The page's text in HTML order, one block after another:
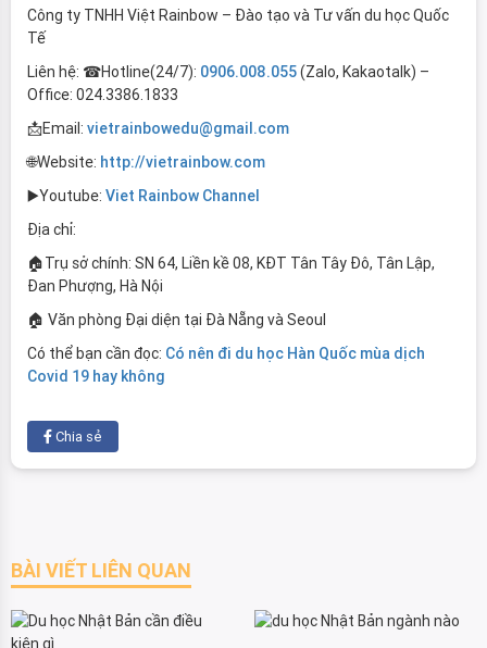
Công ty TNHH Việt Rainbow – Đào tạo và Tư vấn du học Quốc
Tế
Liên hệ: ☎Hotline(24/7): 0906.008.055(Zalo, Kakaotalk) –
Office: 024.3386.1833
📩Email: vietrainbowedu@gmail.com
🌐Website: http://vietrainbow.com
▶️Youtube: Viet Rainbow Channel
Địa chỉ:
🏠Trụ sở chính: SN 64, Liền kề 08, KĐT Tân Tây Đô, Tân Lập,
Đan Phượng, Hà Nội
🏠 Văn phòng Đại diện tại Đà Nẵng và Seoul
Có thể bạn cần đọc: Có nên đi du học Hàn Quốc mùa dịch
Covid 19 hay không
Chia sẻ
BÀI VIẾT LIÊN QUAN